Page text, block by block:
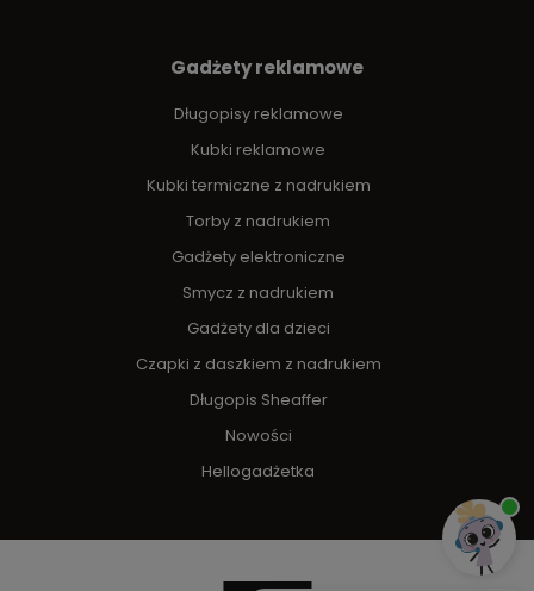
Gadżety reklamowe
Długopisy reklamowe
Kubki reklamowe
Kubki termiczne z nadrukiem
Torby z nadrukiem
Gadżety elektroniczne
Smycz z nadrukiem
Gadżety dla dzieci
Czapki z daszkiem z nadrukiem
Długopis Sheaffer
Nowości
Hellogadżetka